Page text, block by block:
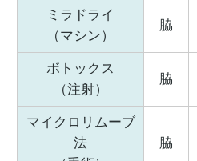
ミラドライ
（マシン）
脇
ボトックス
（注射）
脇
マイクロリムーブ
法
脇